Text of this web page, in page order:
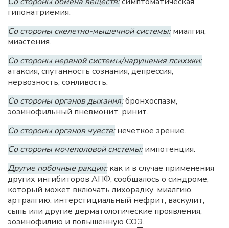
гипонатриемия.
Со стороны скелетно-мышечной системы:миалгия,
миастения.
Со стороны нервной системы/нарушения психики:
атаксия, спутанность сознания, депрессия,
нервозность, сонливость.
Со стороны органов дыхания:бронхоспазм,
эозинофильный пневмонит, ринит.
Со стороны органов чувств:нечеткое зрение.
Со стороны мочеполовой системы:импотенция.
Другие побочные ракции:как и в случае применения
других ингибиторов АПФ, сообщалось о синдроме,
который может включать лихорадку, миалгию,
артралгию, интерстициальный нефрит, васкулит,
сыпь или другие дерматологические проявления,
эозинофилию и повышенную СОЭ.